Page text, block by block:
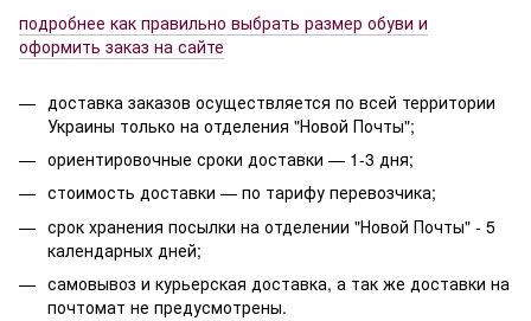
подробнее как правильно выбрать размер обуви и
оформить заказ на сайте
доставка заказов осуществляется по всей территории
Украины только на отделения "Новой Почты";
ориентировочные сроки доставки — 1-3 дня;
стоимость доставки — по тарифу перевозчика;
срок хранения посылки на отделении "Новой Почты" - 5
календарных дней;
самовывоз и курьерская доставка, а так же доставки на
почтомат не предусмотрены.